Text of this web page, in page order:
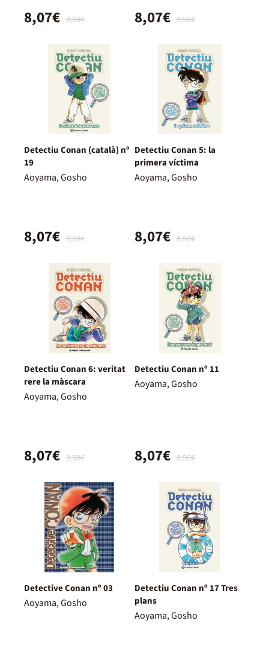
8,50€
8,07€ 8,50€
8,07€
Detectiu Conan (català) nº
19
Aoyama, Gosho
8,50€
8,07€
Detectiu Conan 5: la
primera víctima
Aoyama, Gosho
8,50€
8,07€
Detectiu Conan 6: veritat
rere la màscara
Aoyama, Gosho
8,50€
8,07€
Detectiu Conan nº 11
Aoyama, Gosho
8,50€
8,07€
Detective Conan nº 03
Aoyama, Gosho
Detectiu Conan nº 17 Tres
plans
Aoyama, Gosho